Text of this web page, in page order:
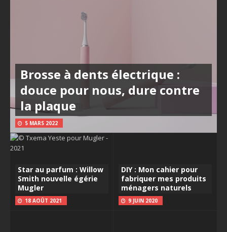
Brosse à dents électrique :
douce pour nous, dure contre
la plaque
5 MARS 2022
Star au parfum : Willow
Smith nouvelle égérie
Mugler
18 AOÛT 2021
DIY : Mon cahier pour
fabriquer mes produits
ménagers naturels
9 JUIN 2020